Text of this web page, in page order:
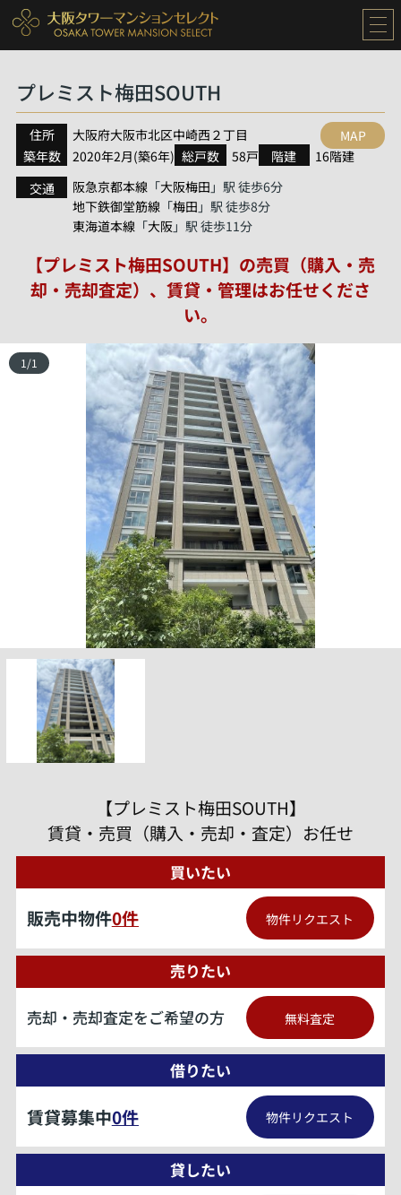
プレミスト梅田SOUTH
住所 大阪府大阪市北区中崎西２丁目
築年数
2020年2月(築6年) 総戸数 58戸 階建 16階建
MAP
交通 阪急京都本線 「大阪梅田 」駅 徒歩6分
地下鉄御堂筋線 「梅田 」駅 徒歩8分
東海道本線 「大阪」駅 徒歩11分
【プレミスト梅田SOUTH】の売買（購入・売
却・売却査定）、賃貸・管理はお任せくださ
い。
1 /1
【プレミスト梅田SOUTH】
賃貸・売買（購入・売却・査定）お任せ
買いたい
販売中物件0件 物件リクエスト
売りたい
売却・売却査定をご希望の方 無料査定
借りたい
賃貸募集中0件 物件リクエスト
貸したい